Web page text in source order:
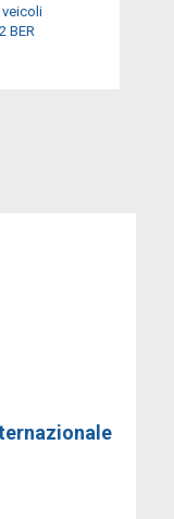
veicoli
BER